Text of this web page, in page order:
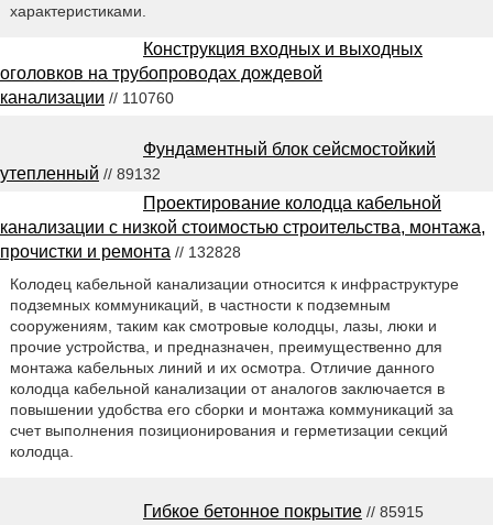
характеристиками.
Конструкция входных и выходных
оголовков на трубопроводах дождевой
канализации // 110760
Фундаментный блок сейсмостойкий
утепленный // 89132
Проектирование колодца кабельной
канализации с низкой стоимостью строительства, монтажа,
прочистки и ремонта // 132828
Колодец кабельной канализации относится к инфраструктуре
подземных коммуникаций, в частности к подземным
сооружениям, таким как смотровые колодцы, лазы, люки и
прочие устройства, и предназначен, преимущественно для
монтажа кабельных линий и их осмотра. Отличие данного
колодца кабельной канализации от аналогов заключается в
повышении удобства его сборки и монтажа коммуникаций за
счет выполнения позиционирования и герметизации секций
колодца.
Гибкое бетонное покрытие // 85915